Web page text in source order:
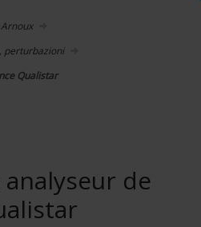
perturbazioni
Qualistar
de